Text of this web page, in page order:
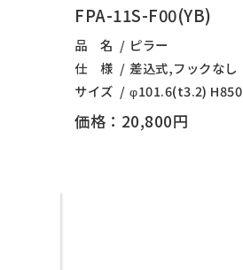
FPA-11S-F00(YB)
品 名
ピラー
仕 様
差込式,フックなし
サイズ
φ101.6(t3.2) H850
価格：20,800円